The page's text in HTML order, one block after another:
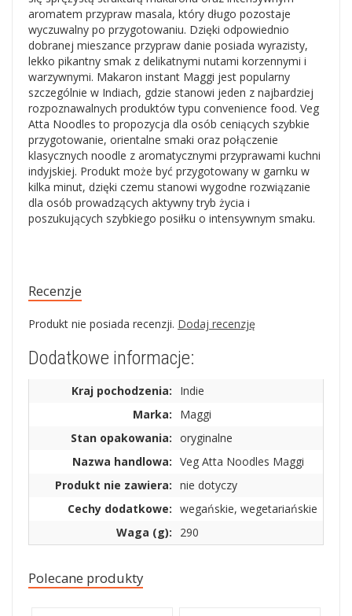
aromatem przypraw masala, który długo pozostaje
wyczuwalny po przygotowaniu. Dzięki odpowiednio
dobranej mieszance przypraw danie posiada wyrazisty,
lekko pikantny smak z delikatnymi nutami korzennymi i
warzywnymi. Makaron instant Maggi jest popularny
szczególnie w Indiach, gdzie stanowi jeden z najbardziej
rozpoznawalnych produktów typu convenience food. Veg
Atta Noodles to propozycja dla osób ceniących szybkie
przygotowanie, orientalne smaki oraz połączenie
klasycznych noodle z aromatycznymi przyprawami kuchni
indyjskiej. Produkt może być przygotowany w garnku w
kilka minut, dzięki czemu stanowi wygodne rozwiązanie
dla osób prowadzących aktywny tryb życia i
poszukujących szybkiego posiłku o intensywnym smaku.
Recenzje
Produkt nie posiada recenzji. Dodaj recenzję
Dodatkowe informacje:
Kraj pochodzenia:
Indie
Marka:
Maggi
Stan opakowania: oryginalne
Nazwa handlowa: Veg Atta Noodles Maggi
Produkt nie zawiera: nie dotyczy
Cechy dodatkowe: wegańskie, wegetariańskie
Waga (g):
290
Polecane produkty